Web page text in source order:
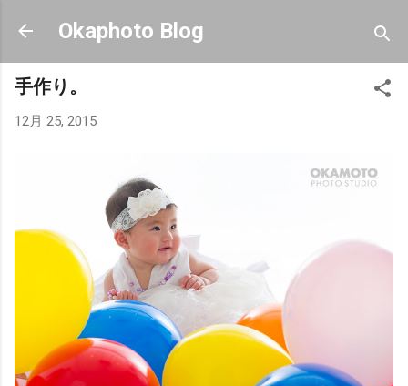
スキップしてメイン コンテンツに移動
Okaphoto Blog
手作り。
12月 25, 2015